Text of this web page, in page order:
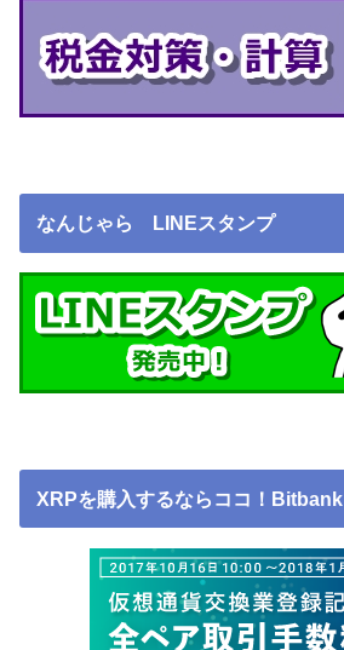
なんじゃら LINEスタンプ
XRPを購入するならココ！Bitbank